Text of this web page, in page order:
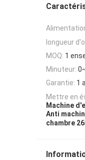
longueur
MOQ: 1
Minuteur:
Garantie: 1
Mettre en
Machine
Anti
chambre